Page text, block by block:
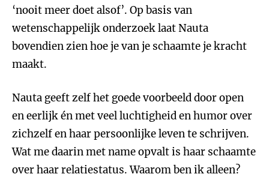
‘nooit meer doet alsof’. Op basis van
wetenschappelijk onderzoek laat Nauta
bovendien zien hoe je van je schaamte je kracht
maakt.
Nauta geeft zelf het goede voorbeeld door open
en eerlijk én met veel luchtigheid en humor over
zichzelf en haar persoonlijke leven te schrijven.
Wat me daarin met name opvalt is haar schaamte
over haar relatiestatus. Waarom ben ik alleen?